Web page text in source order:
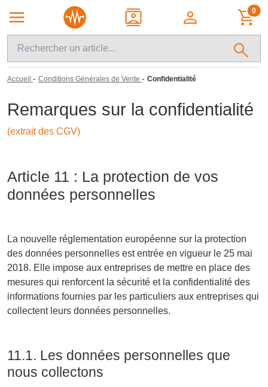
0
Accueil - Conditions Générales de Vente - Confidentialité
Remarques sur la confidentialité
(extrait des CGV)
Article 11 : La protection de vos
données personnelles
La nouvelle réglementation européenne sur la protection
des données personnelles est entrée en vigueur le 25 mai
2018. Elle impose aux entreprises de mettre en place des
mesures qui renforcent la sécurité et la confidentialité des
informations fournies par les particuliers aux entreprises qui
collectent leurs données personnelles.
11.1. Les données personnelles que
nous collectons